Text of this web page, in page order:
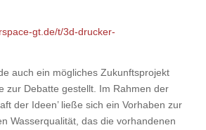
gt.de/t/3d-drucker-
auch ein mögliches Zukunftsprojekt
zur Debatte gestellt. Im Rahmen der
der Ideen’ ließe sich ein Vorhaben zur
Wasserqualität, das die vorhandenen